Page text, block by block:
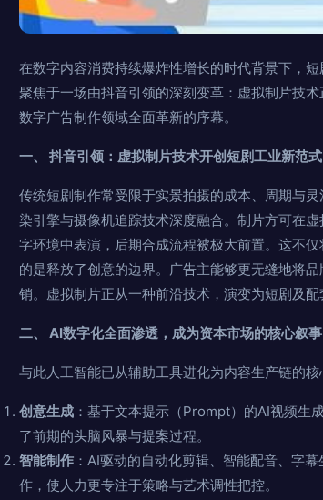
在数字内容消费持续爆炸性增长的时代背景下，
聚焦于一场由抖音引领的深刻变革：虚拟制片技
数字广告制作领域全面革新的序幕。
一、 抖音引领：虚拟制片技术开创短剧工业新范式
传统短剧制作常受限于实景拍摄的成本、周期与
染引擎与摄像机追踪技术深度融合。制片方可在
字环境中表演，后期合成流程被极大前置。这不
的是释放了创意的边界。广告主能够更无缝地将
销。虚拟制片正从一种前沿技术，演变为短剧及配
二、 AI数字化全面渗透，成为资本市场的核心叙事
与此人工智能已从辅助工具进化为内容生产链的
创意生成 ：基于文本提示（Prompt）的AI视频生
了前期的头脑风暴与提案过程。
智能制作 ：AI驱动的自动化剪辑、智能配音、字
作，使人力更专注于策略与艺术调性把控。